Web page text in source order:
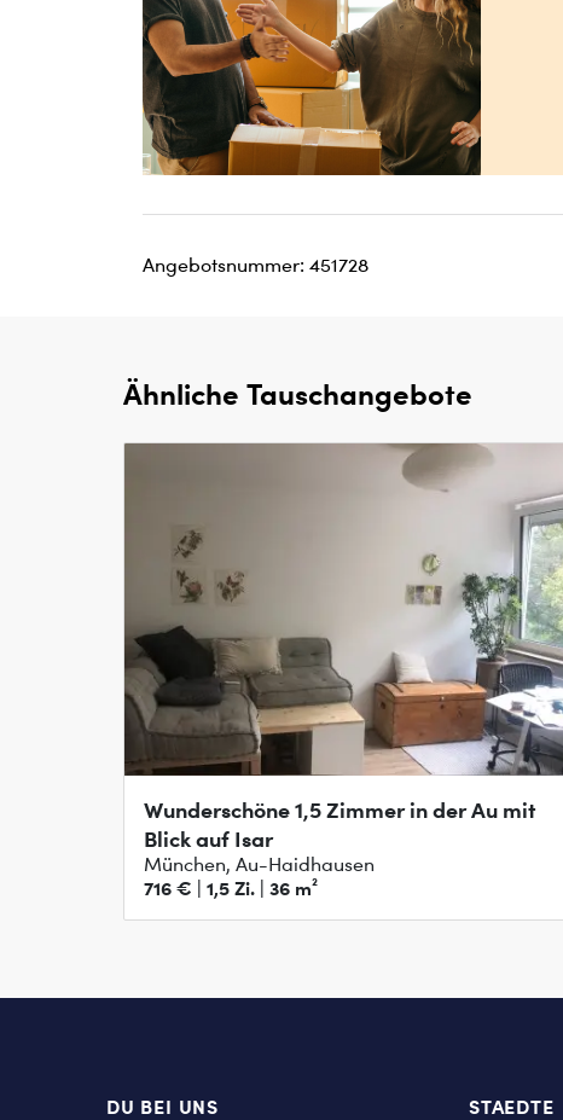
Angebotsnummer: 451728
Ähnliche Tauschangebote
Wunderschöne 1,5 Zimmer in der Au mit
Blick auf Isar
München, Au-Haidhausen
716 € | 1,5 Zi. | 36 m²
DU BEI UNS STAEDTE